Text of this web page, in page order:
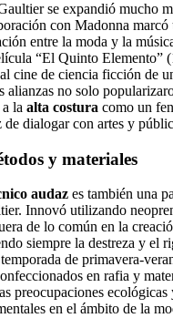
se expandió mucho
con Madonna marcó
entre la moda y la
“El Quinto Elemento”
cine de ciencia ficción de
alianzas no solo
la alta costura como un
de dialogar con artes y
y materiales
audaz es también una
Innovó utilizando
de lo común en la
siempre la destreza y el
de primavera-
en rafia y
preocupaciones
en el ámbito de la